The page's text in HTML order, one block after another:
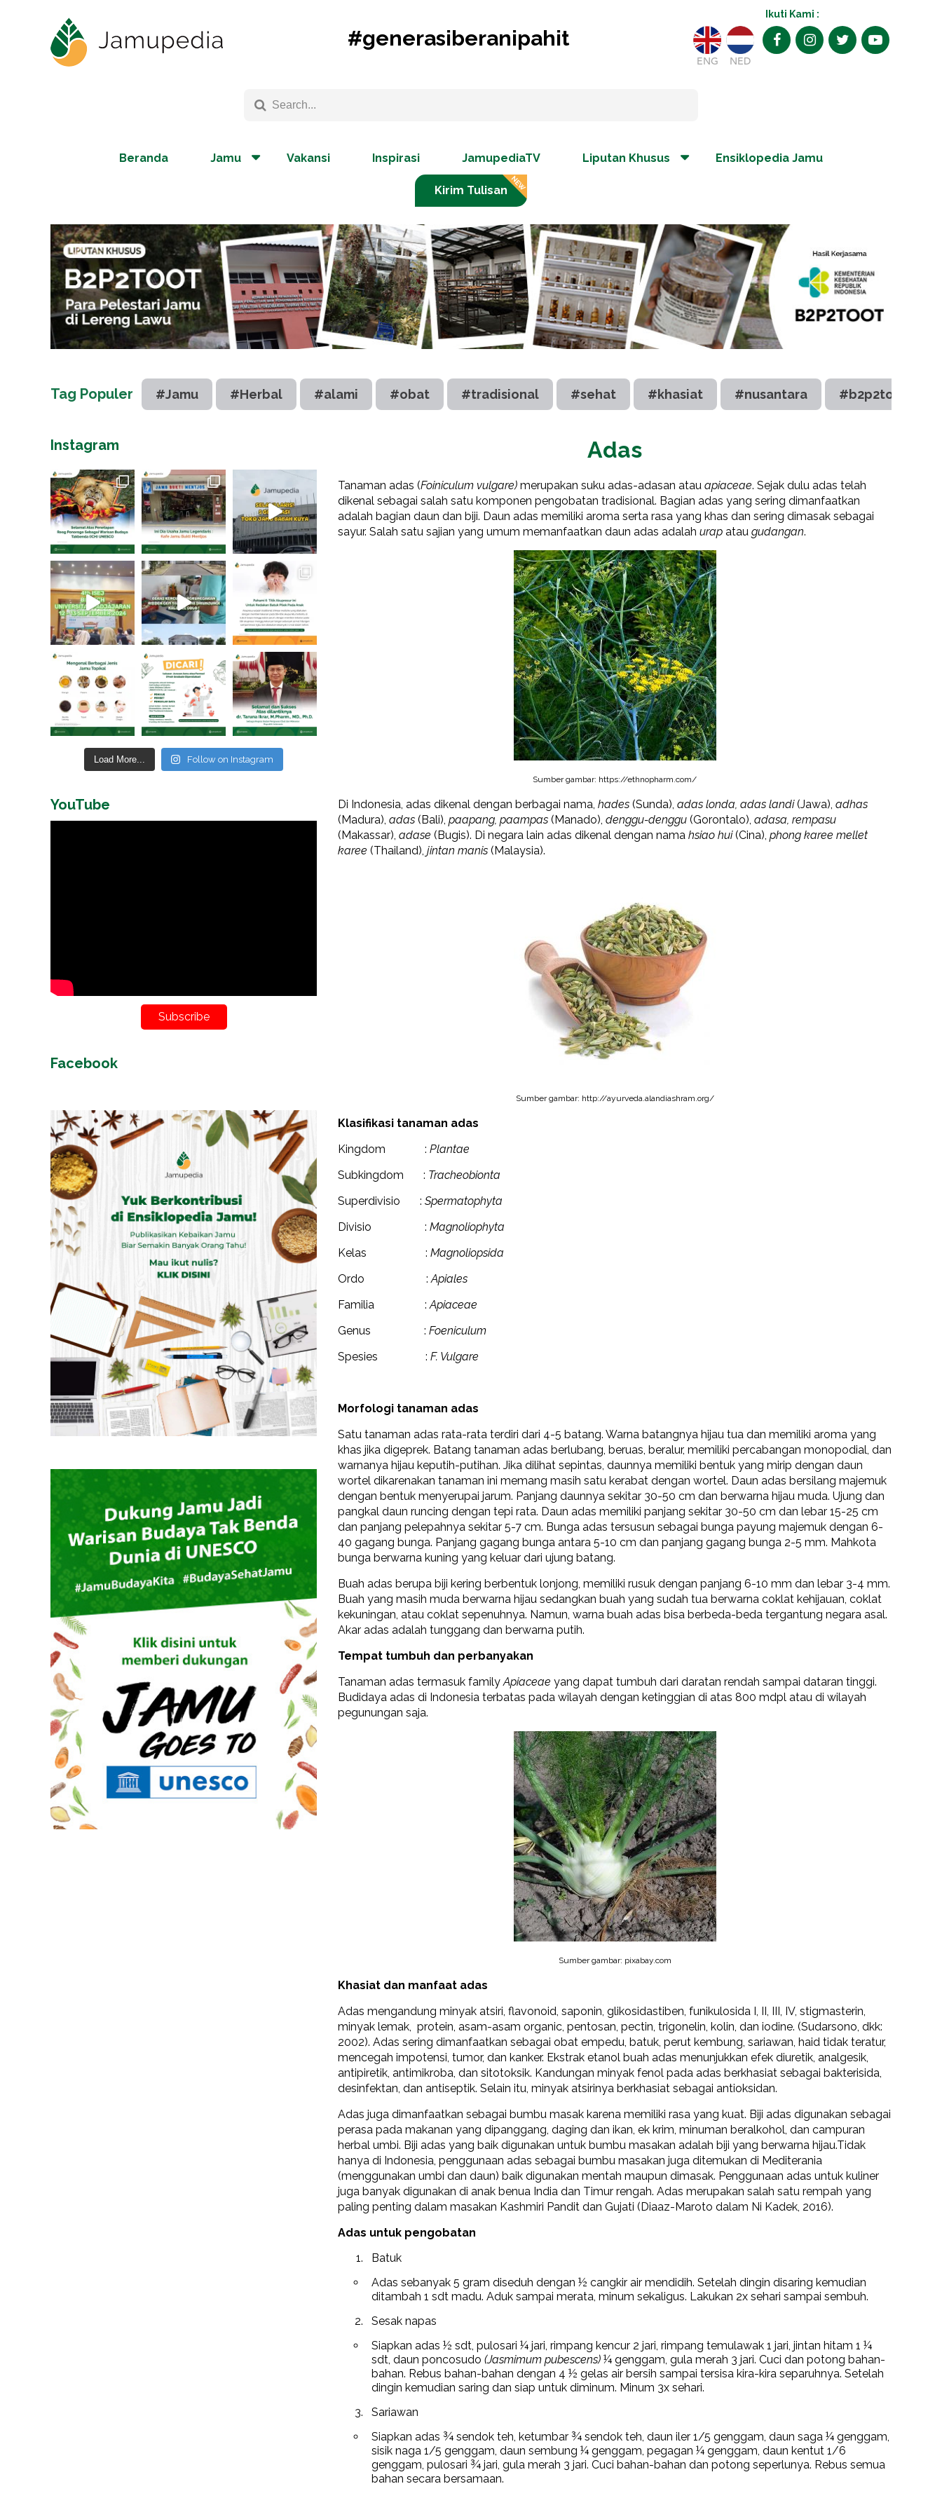
#generasiberanipahit
Ikuti Kami :
ENG NED
Beranda Jamu Vakansi Inspirasi JamupediaTV Liputan Khusus Ensiklopedia Jamu
Kirim Tulisan
Tag Populer #Jamu #Herbal #alami #obat #tradisional #sehat #khasiat #nusantara #b2p2toot
Adas
Tanaman adas (Foiniculum vulgare) merupakan suku adas-adasan atau apiaceae. Sejak dulu adas telah
dikenal sebagai salah satu komponen pengobatan tradisional. Bagian adas yang sering dimanfaatkan
adalah bagian daun dan biji. Daun adas memiliki aroma serta rasa yang khas dan sering dimasak sebagai
sayur. Salah satu sajian yang umum memanfaatkan daun adas adalah urap atau gudangan.
Sumber gambar: https://ethnopharm.com/
Di Indonesia, adas dikenal dengan berbagai nama, hades (Sunda), adas londa, adas landi(Jawa), adhas
(Madura), adas (Bali), paapang, paampas (Manado), denggu-denggu (Gorontalo), adasa, rempasu
(Makassar), adase (Bugis). Di negara lain adas dikenal dengan nama hsiao hui(Cina), phong karee mellet
karee (Thailand), jintan manis (Malaysia).
Sumber gambar: http://ayurveda.alandiashram.org/
Klasifikasi tanaman adas
Kingdom : Plantae
Subkingdom : Tracheobionta
Superdivisio : Spermatophyta
Divisio : Magnoliophyta
Kelas : Magnoliopsida
Ordo :Apiales
Familia :Apiaceae
Genus : Foeniculum
Spesies : F. Vulgare
Morfologi tanaman adas
Satu tanaman adas rata-rata terdiri dari 4-5 batang. Warna batangnya hijau tua dan memiliki aroma yang
khas jika digeprek. Batang tanaman adas berlubang, beruas, beralur, memiliki percabangan monopodial, dan
warnanya hijau keputih-putihan. Jika dilihat sepintas, daunnya memiliki bentuk yang mirip dengan daun
wortel dikarenakan tanaman ini memang masih satu kerabat dengan wortel. Daun adas bersilang majemuk
dengan bentuk menyerupai jarum. Panjang daunnya sekitar 30-50 cm dan berwarna hijau muda. Ujung dan
pangkal daun runcing dengan tepi rata. Daun adas memiliki panjang sekitar 30-50 cm dan lebar 15-25 cm
dan panjang pelepahnya sekitar 5-7 cm. Bunga adas tersusun sebagai bunga payung majemuk dengan 6-
40 gagang bunga. Panjang gagang bunga antara 5-10 cm dan panjang gagang bunga 2-5 mm. Mahkota
bunga berwarna kuning yang keluar dari ujung batang.
Buah adas berupa biji kering berbentuk lonjong, memiliki rusuk dengan panjang 6-10 mm dan lebar 3-4 mm.
Buah yang masih muda berwarna hijau sedangkan buah yang sudah tua berwarna coklat kehijauan, coklat
kekuningan, atau coklat sepenuhnya. Namun, warna buah adas bisa berbeda-beda tergantung negara asal.
Akar adas adalah tunggang dan berwarna putih.
Tempat tumbuh dan perbanyakan
Tanaman adas termasuk familyApiaceae yang dapat tumbuh dari daratan rendah sampai dataran tinggi.
Budidaya adas di Indonesia terbatas pada wilayah dengan ketinggian di atas 800 mdpl atau di wilayah
pegunungan saja.
Sumber gambar: pixabay.com
Khasiat dan manfaat adas
Adas mengandung minyak atsiri, flavonoid, saponin, glikosidastiben, funikulosida I, II, III, IV, stigmasterin,
minyak lemak, protein, asam-asam organic, pentosan, pectin, trigonelin, kolin, dan iodine. (Sudarsono, dkk:
2002). Adas sering dimanfaatkan sebagai obat empedu, batuk, perut kembung, sariawan, haid tidak teratur,
mencegah impotensi, tumor, dan kanker. Ekstrak etanol buah adas menunjukkan efek diuretik, analgesik,
antipiretik, antimikroba, dan sitotoksik. Kandungan minyak fenol pada adas berkhasiat sebagai bakterisida,
desinfektan, dan antiseptik. Selain itu, minyak atsirinya berkhasiat sebagai antioksidan.
Adas juga dimanfaatkan sebagai bumbu masak karena memiliki rasa yang kuat. Biji adas digunakan sebagai
perasa pada makanan yang dipanggang, daging dan ikan, ek krim, minuman beralkohol, dan campuran
herbal umbi. Biji adas yang baik digunakan untuk bumbu masakan adalah biji yang berwarna hijau.Tidak
hanya di Indonesia, penggunaan adas sebagai bumbu masakan juga ditemukan di Mediterania
(menggunakan umbi dan daun) baik digunakan mentah maupun dimasak. Penggunaan adas untuk kuliner
juga banyak digunakan di anak benua India dan Timur rengah. Adas merupakan salah satu rempah yang
paling penting dalam masakan Kashmiri Pandit dan Gujati (Diaaz-Maroto dalam Ni Kadek, 2016).
Adas untuk pengobatan
Batuk
Adas sebanyak 5 gram diseduh dengan ½ cangkir air mendidih. Setelah dingin disaring kemudian
ditambah 1 sdt madu. Aduk sampai merata, minum sekaligus. Lakukan 2x sehari sampai sembuh.
Sesak napas
Siapkan adas ½ sdt, pulosari ¼ jari, rimpang kencur 2 jari, rimpang temulawak 1 jari, jintan hitam 1 ¼
sdt, daun poncosudo (Jasmimum pubescens) ¼ genggam, gula merah 3 jari. Cuci dan potong bahan-
bahan. Rebus bahan-bahan dengan 4 ½ gelas air bersih sampai tersisa kira-kira separuhnya. Setelah
dingin kemudian saring dan siap untuk diminum. Minum 3x sehari.
Sariawan
Siapkan adas ¾ sendok teh, ketumbar ¾ sendok teh, daun iler 1/5 genggam, daun saga ¼ genggam,
sisik naga 1/5 genggam, daun sembung ¼ genggam, pegagan ¼ genggam, daun kentut 1/6
genggam, pulosari ¾ jari, gula merah 3 jari. Cuci bahan-bahan dan potong seperlunya. Rebus semua
bahan secara bersamaan.
Instagram
Load More... Follow on Instagram
YouTube
Subscribe
Facebook